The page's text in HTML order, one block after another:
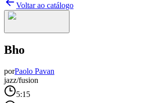
Voltar ao catálogo
Bho
porPaolo Pavan
jazz/fusion
5:15